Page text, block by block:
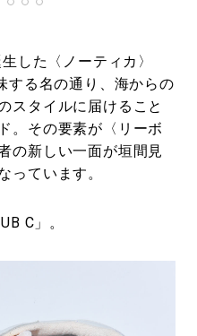
した〈ノーティカ〉
する名の通り、海からの
スタイルに届けること
。その要素が〈リーボ
の新しい一面が垣間見
っています。
C」。